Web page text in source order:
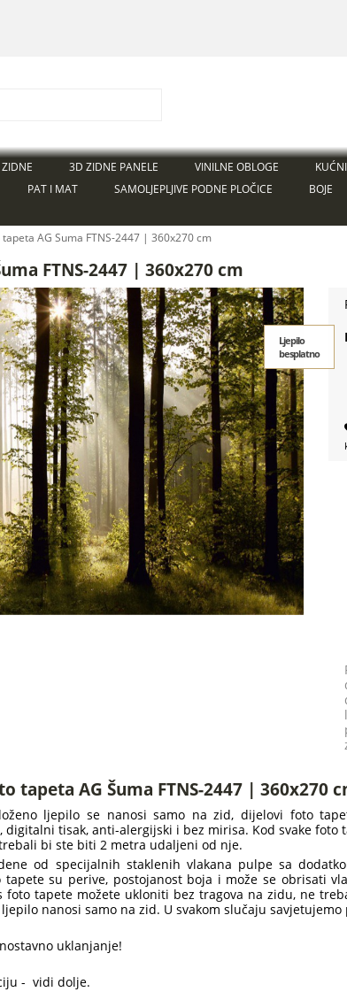
FTNS-2447 | 360x270 cm
Ljepilo
besplatno
tapeta AG Šuma FTNS-2447 | 360x270
ljepilo se nanosi samo na zid, dijelovi foto
digitalni tisak, anti-alergijski i bez mirisa. Kod svake
bi ste biti 2 metra udaljeni od nje.
od specijalnih staklenih vlakana pulpe sa
tapete su perive, postojanost boja i može se obrisati
tapete možete ukloniti bez tragova na zidu, ne
nanosi samo na zid. U svakom slučaju
uklanjanje!
- vidi dolje.
ZIDNE 3D ZIDNE PANELE VINILNE OBLOGE
PAT I MAT SAMOLJEPLJIVE PODNE PLOČICE BOJE
tapeta AG Šuma FTNS-2447 | 360x270 cm